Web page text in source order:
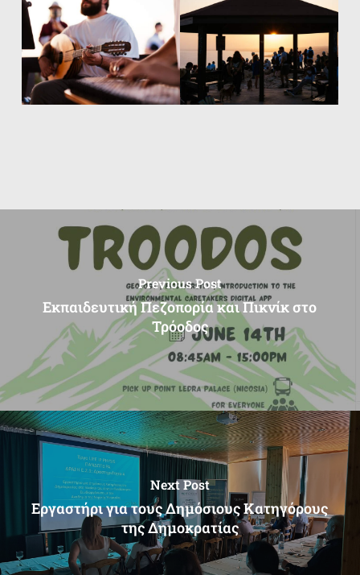
Previous Post
Εκπαιδευτική Πεζοπορία και Πικνίκ στο
Τρόοδος
Next Post
Εργαστήρι για τους Δημόσιους Κατηγόρους
της Δημοκρατίας